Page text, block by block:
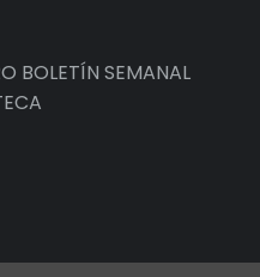
BOLETÍN SEMANAL